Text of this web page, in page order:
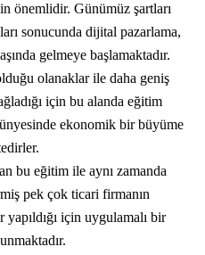
önemlidir. Günümüz şartları
sonucunda dijital pazarlama,
gelmeye başlamaktadır.
olanaklar ile daha geniş
için bu alanda eğitim
ekonomik bir büyüme
bu eğitim ile aynı zamanda
pek çok ticari firmanın
için uygulamalı bir